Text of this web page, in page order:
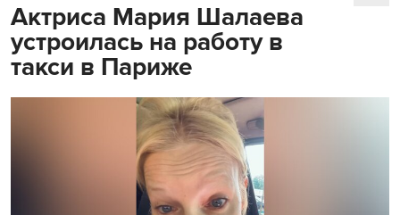
Актриса Мария Шалаева
устроилась на работу в
такси в Париже